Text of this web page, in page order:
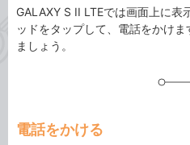
GALAXY S II LTEでは画面上に表
ッドをタップして、電話をかけ
ましょう。
電話をかける